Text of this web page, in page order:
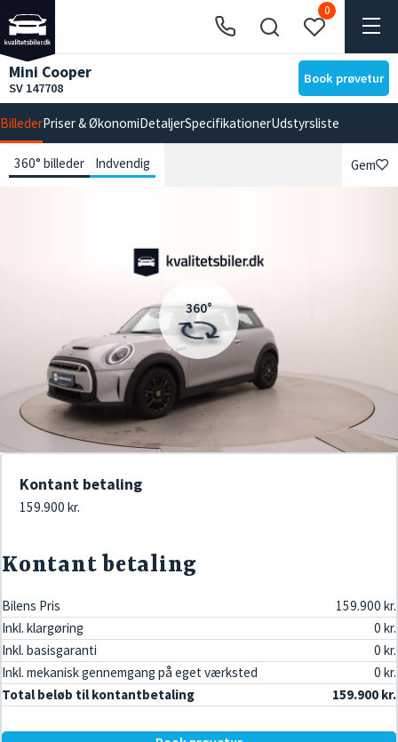
0
Mini Cooper
SV 147708
Book prøvetur
BillederPriser & ØkonomiDetaljerSpecifikationerUdstyrsliste
360° billeder Indvendig Gem
360°
Kontant betaling
159.900 kr.
Kontant betaling
Bilens Pris
159.900 kr.
Inkl. klargøring
0 kr.
Inkl. basisgaranti
0 kr.
Inkl. mekanisk gennemgang på eget værksted
0 kr.
Total beløb til kontantbetaling
159.900 kr.